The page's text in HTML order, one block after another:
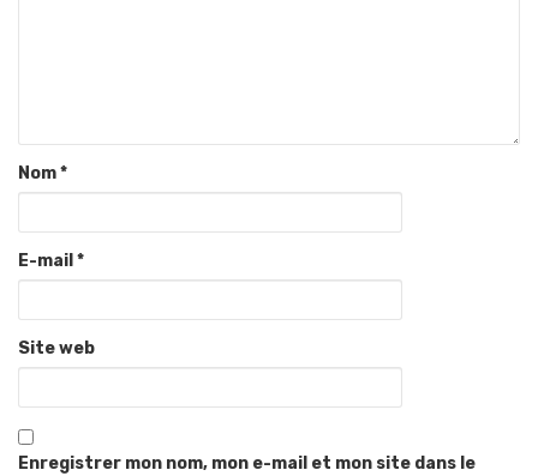
Nom*
E-mail *
Site web
Enregistrer mon nom, mon e-mail et mon site dans le